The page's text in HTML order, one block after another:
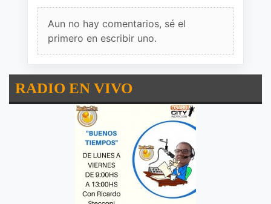
Aun no hay comentarios, sé el
primero en escribir uno.
RADIO EN VIVO